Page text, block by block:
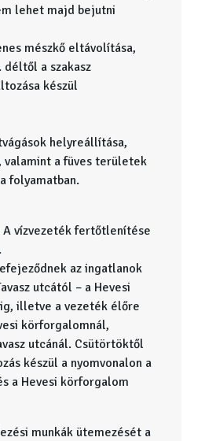
lehet majd bejutni
mészkő eltávolítása,
a szakasz
készül
helyreállítása,
valamint a füves területek
folyamatban.
A vízvezeték fertőtlenítése
az ingatlanok
utcától – a Hevesi
illetve a vezeték élőre
körforgalomnál,
utcánál. Csütörtöktől
készül a nyomvonalon a
a Hevesi körforgalom
munkák ütemezését a